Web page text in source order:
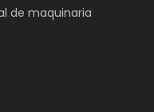
de maquinaria